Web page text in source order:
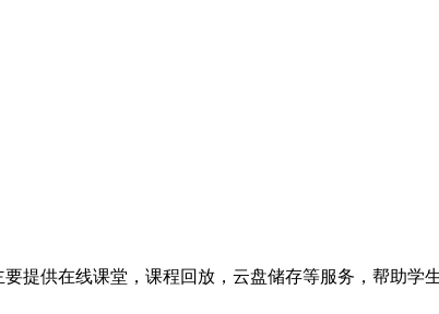
提供在线课堂，课程回放，云盘储存等服务，帮助学